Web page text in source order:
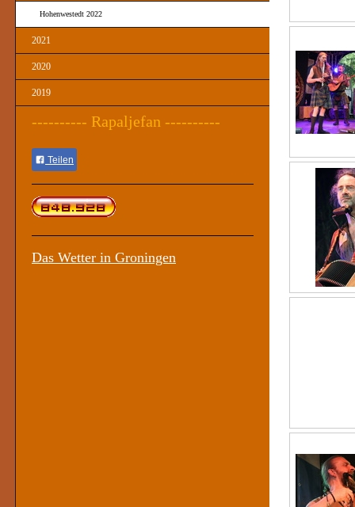
Hohenwestedt 2022
2021
2020
2019
---------- Rapaljefan ----------
Teilen
Das Wetter in Groningen